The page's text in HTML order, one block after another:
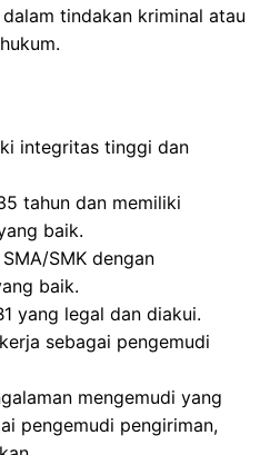
tindakan kriminal atau
integritas tinggi dan
tahun dan memiliki
baik.
SMK dengan
baik.
yang legal dan diakui.
sebagai pengemudi
mengemudi yang
pengemudi pengiriman,